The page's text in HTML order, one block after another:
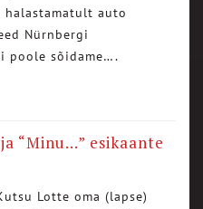
halastamatult auto
Nürnbergi
poole sõidame….
“Minu…” esikaante
Lotte oma (lapse)